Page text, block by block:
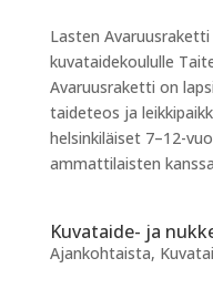
Lasten
kuvataidekoululle
Avaruusraketti on
taideteos ja
helsinkiläiset 7–12-
ammattilaisten
Kuvataide- ja
Ajankohtaista,